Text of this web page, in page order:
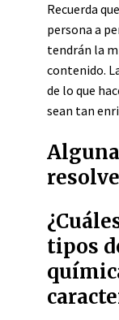
Recuerda
persona a
tendrán la
contenido.
de lo que
sean tan
tipos